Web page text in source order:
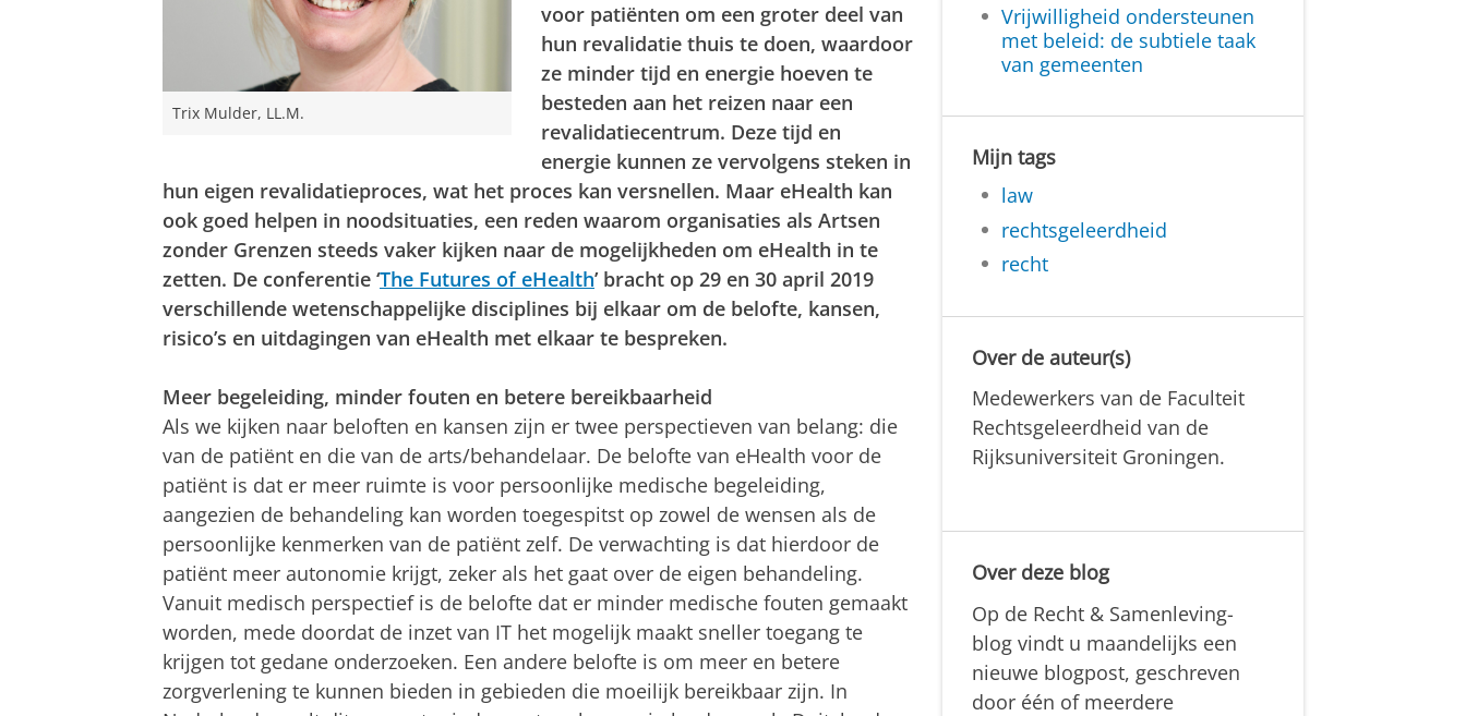
Trix Mulder, LL.M.
voor patiënten om een groter deel van
hun revalidatie thuis te doen, waardoor
ze minder tijd en energie hoeven te
besteden aan het reizen naar een
revalidatiecentrum. Deze tijd en
energie kunnen ze vervolgens steken in
hun eigen revalidatieproces, wat het proces kan versnellen. Maar eHealth kan
ook goed helpen in noodsituaties, een reden waarom organisaties als Artsen
zonder Grenzen steeds vaker kijken naar de mogelijkheden om eHealth in te
zetten. De conferentie ‘The Futures of eHealth’ bracht op 29 en 30 april 2019
verschillende wetenschappelijke disciplines bij elkaar om de belofte, kansen,
risico’s en uitdagingen van eHealth met elkaar te bespreken.
Meer begeleiding, minder fouten en betere bereikbaarheid
Als we kijken naar beloften en kansen zijn er twee perspectieven van belang: die
van de patiënt en die van de arts/behandelaar. De belofte van eHealth voor de
patiënt is dat er meer ruimte is voor persoonlijke medische begeleiding,
aangezien de behandeling kan worden toegespitst op zowel de wensen als de
persoonlijke kenmerken van de patiënt zelf. De verwachting is dat hierdoor de
patiënt meer autonomie krijgt, zeker als het gaat over de eigen behandeling.
Vanuit medisch perspectief is de belofte dat er minder medische fouten gemaakt
worden, mede doordat de inzet van IT het mogelijk maakt sneller toegang te
krijgen tot gedane onderzoeken. Een andere belofte is om meer en betere
zorgverlening te kunnen bieden in gebieden die moeilijk bereikbaar zijn. In
Vrijwilligheid ondersteunen
met beleid: de subtiele taak
van gemeenten
Mijn tags
law
rechtsgeleerdheid
recht
Over de auteur(s)
Medewerkers van de Faculteit
Rechtsgeleerdheid van de
Rijksuniversiteit Groningen.
Over deze blog
Op de Recht & Samenleving-
blog vindt u maandelijks een
nieuwe blogpost, geschreven
door één of meerdere